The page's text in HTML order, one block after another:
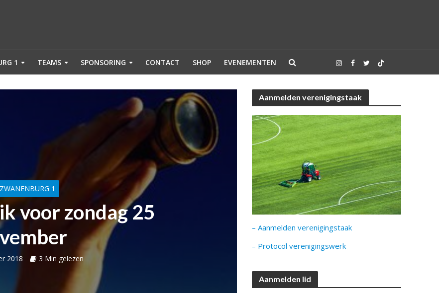
1 TEAMS SPONSORING CONTACT SHOP EVENEMENTEN
1
voor zondag 25
2018 3 Min gelezen
Aanmelden verenigingstaak
– Aanmelden verenigingstaak
– Protocol verenigingswerk
Aanmelden lid